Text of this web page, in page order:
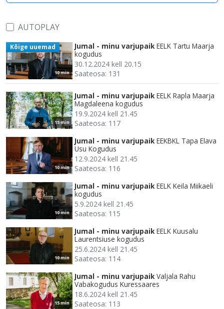
AUTOPLAY
10 min
Kõige uuemad Jumal - minu varjupaik EELK Tartu Maarja
kogudus
30.12.2024 kell 20.15
Saateosa: 131
15 min
Jumal - minu varjupaik EELK Rapla Maarja
Magdaleena kogudus
19.9.2024 kell 21.45
Saateosa: 117
10 min
Jumal - minu varjupaik EEKBKL Tapa Elava
Usu Kogudus
12.9.2024 kell 21.45
Saateosa: 116
10 min
Jumal - minu varjupaik EELK Keila Miikaeli
kogudus
5.9.2024 kell 21.45
Saateosa: 115
10 min
Jumal - minu varjupaik EELK Kuusalu
Laurentsiuse kogudus
25.6.2024 kell 21.45
Saateosa: 114
15 min
Jumal - minu varjupaik Valjala Rahu
Vabakogudus Kuressaares
18.6.2024 kell 21.45
Saateosa: 113